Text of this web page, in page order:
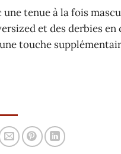
tenue à la fois
et des derbies
touche